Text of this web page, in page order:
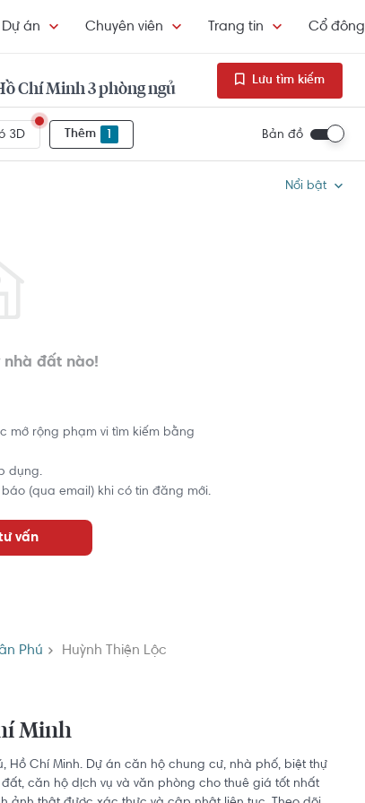
Dự án Chuyên viên Trang tin Cổ đông
Chí Minh 3 phòng ngủ
Lưu tìm kiếm
3D Thêm Bản đồ
Nổi bật
nhà đất nào!
mở rộng phạm vi tìm kiếm bằng
dụng.
(qua email) khi có tin đăng mới.
vấn
Phú Huỳnh Thiện Lộc
Minh
Hồ Chí Minh. Dự án căn hộ chung cư, nhà phố, biệt thự
căn hộ dịch vụ và văn phòng cho thuê giá tốt nhất